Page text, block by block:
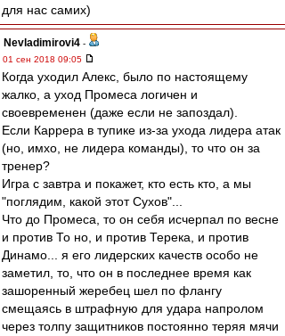
для нас самих)
Nevladimirovi4 -
01 сен 2018 09:05
Когда уходил Алекс, было по настоящему
жалко, а уход Промеса логичен и
своевременен (даже если не запоздал).
Если Каррера в тупике из-за ухода лидера атак
(но, имхо, не лидера команды), то что он за
тренер?
Игра с завтра и покажет, кто есть кто, а мы
"поглядим, какой этот Сухов"...
Что до Промеса, то он себя исчерпал по весне
и против То но, и против Терека, и против
Динамо... я его лидерских качеств особо не
заметил, то, что он в последнее время как
зашоренный жеребец шел по флангу
смещаясь в штрафную для удара напролом
через толпу защитников постоянно теряя мячи